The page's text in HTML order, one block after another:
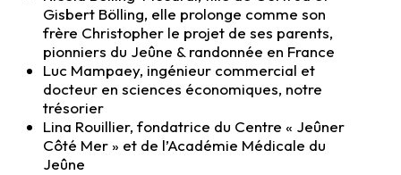
Gisbert Bölling, elle prolonge comme son
frère Christopher le projet de ses parents,
pionniers du Jeûne & randonnée en France
Luc Mampaey, ingénieur commercial et
docteur en sciences économiques, notre
trésorier
Lina Rouillier, fondatrice du Centre « Jeûner
Côté Mer » et de l’Académie Médicale du
Jeûne